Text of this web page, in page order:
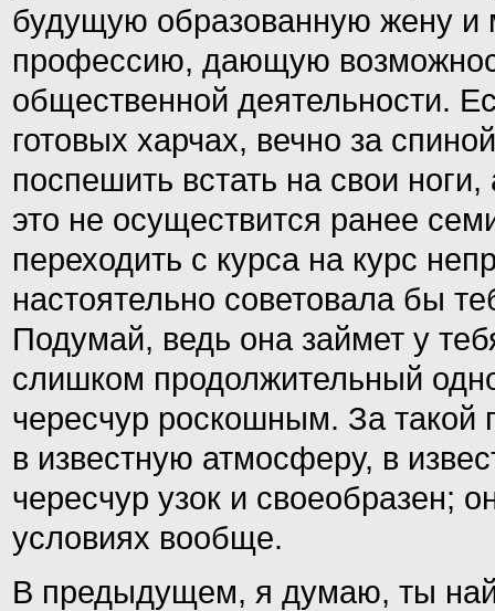
будущую образованную жену и
профессию, дающую
общественной деятельности.
готовых харчах, вечно за
поспешить встать на свои
это не осуществится ранее
переходить с курса на курс
настоятельно советовала бы
Подумай, ведь она займет у
слишком продолжительный
чересчур роскошным. За такой
в известную атмосферу, в
чересчур узок и своеобразен;
условиях вообще.
В предыдущем, я думаю, ты